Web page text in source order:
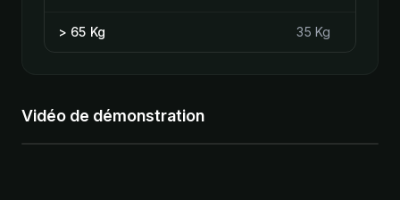
> 65 Kg 35 Kg
Vidéo de démonstration